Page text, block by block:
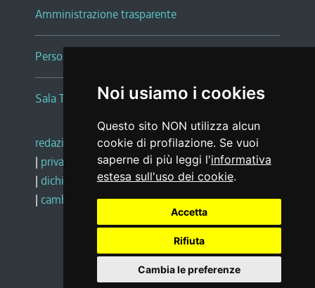
Noi usiamo i cookies
Questo sito NON utilizza alcun
cookie di profilazione. Se vuoi
saperne di più leggi l'informativa
estesa sull'uso dei cookie.
Accetta
Rifiuta
Cambia le preferenze
Amministrazione trasparente
Persone e Uffici
Sala Tiziano Tessitori
redazione web |note legali |glossario
| privacy
social media policy
| dichiarazione di accessibilità |feedback
| cambio preferenze cookie
Realizzato da